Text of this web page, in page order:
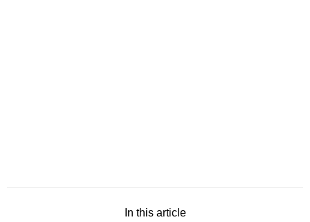
In this article